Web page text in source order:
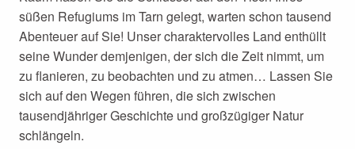
süßen Refugiums im Tarn gelegt, warten schon tausend
Abenteuer auf Sie! Unser charaktervolles Land enthüllt
seine Wunder demjenigen, der sich die Zeit nimmt, um
zu flanieren, zu beobachten und zu atmen… Lassen Sie
sich auf den Wegen führen, die sich zwischen
tausendjähriger Geschichte und großzügiger Natur
schlängeln.